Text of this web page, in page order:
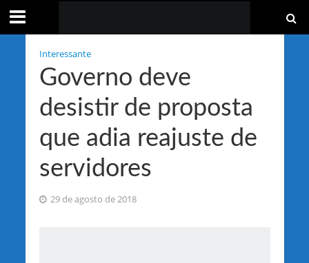
Interessante
Governo deve
desistir de proposta
que adia reajuste de
servidores
29 de agosto de 2018